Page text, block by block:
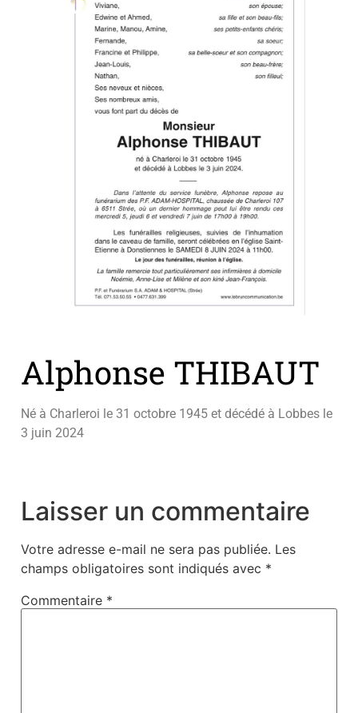
Alphonse THIBAUT
Né à Charleroi le 31 octobre 1945 et décédé à Lobbes le
3 juin 2024
Laisser un commentaire
Votre adresse e-mail ne sera pas publiée. Les
champs obligatoires sont indiqués avec *
Commentaire *